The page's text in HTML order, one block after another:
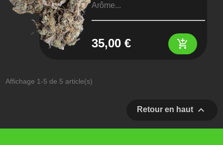
Arôme...
35,00 € add_shopping_cart
Affichage 1-5 de 5 article(s)
Retour en haut 